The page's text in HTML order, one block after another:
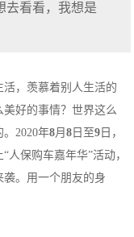
去看看，我想是
，羡慕着别人生活的
好的事情？世界这么
2020年8月8 日至9 日，
人保购车嘉年华”活动，
。用一个朋友的身